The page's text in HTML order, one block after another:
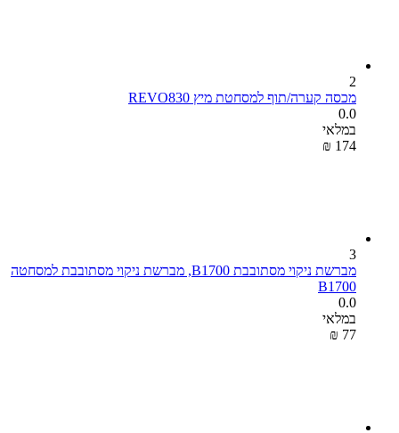
2
מכסה קערה/תוף למסחטת מיץ REVO830
0.0
במלאי
₪ ‍174‍
3
מברשת ניקוי מסתובבת B1700, מברשת ניקוי מסתובבת למסחטה
B1700
0.0
במלאי
₪ ‍77‍